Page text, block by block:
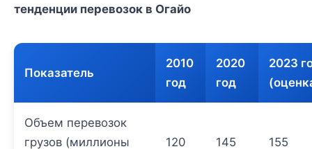
тенденции перевозок в Огайо
Показатель
2010
год
2020
год
2023
Объем перевозок
грузов (миллионы
120 145 155